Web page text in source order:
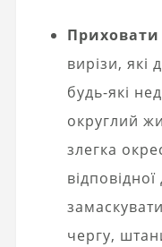
Приховати
вирізи, які
будь-які
округлий
злегка
чергу,